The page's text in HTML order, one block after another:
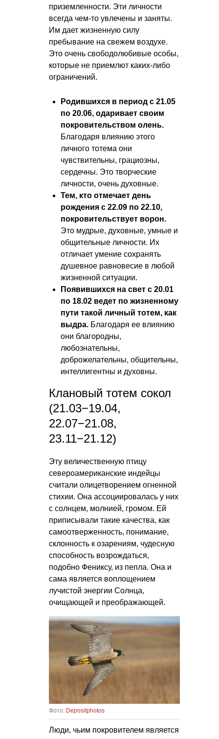
приземленности. Эти личности
всегда чем-то увлечены и заняты.
Им дает жизненную силу
пребывание на свежем воздухе.
Это очень свободолюбивые особы,
которые не приемлют каких-либо
ограничений.
Родившихся в период с 21.05
по 20.06, одаривает своим
покровительством олень.
Благодаря влиянию этого
личного тотема они
чувствительны, грациозны,
сердечны. Это творческие
личности, очень духовные.
Тем, кто отмечает день
рождения с 22.09 по 22.10,
покровительствует ворон.
Это мудрые, духовные, умные и
общительные личности. Их
отличает умение сохранять
душевное равновесие в любой
жизненной ситуации.
Появившихся на свет с 20.01
по 18.02 ведет по жизненному
пути такой личный тотем, как
выдра. Благодаря ее влиянию
они благородны,
любознательны,
доброжелательны, общительны,
интеллигентны и духовны.
Клановый тотем сокол
(21.03−19.04,
22.07−21.08,
23.11−21.12)
Эту величественную птицу
североамериканские индейцы
считали олицетворением огненной
стихии. Она ассоциировалась у них
с солнцем, молнией, громом. Ей
приписывали такие качества, как
самоотверженность, понимание,
склонность к озарениям, чудесную
способность возрождаться,
подобно Фениксу, из пепла. Она и
сама является воплощением
лучистой энергии Солнца,
очищающей и преображающей.
Фото: Depositphotos
Люди, чьим покровителем является